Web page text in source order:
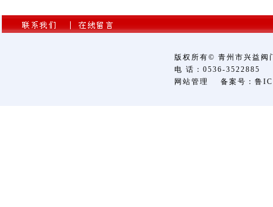
版权所有© 青州市兴益
电 话：0536-3522885
网站管理
备案号：鲁